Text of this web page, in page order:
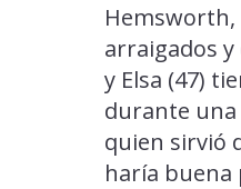
Hemsworth,
arraigados
y Elsa (47)
durante una
quien sirvió
haría buena